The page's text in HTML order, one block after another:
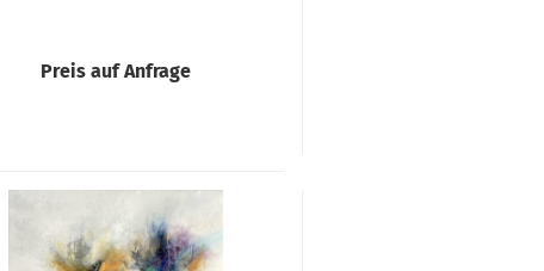
Preis auf Anfrage